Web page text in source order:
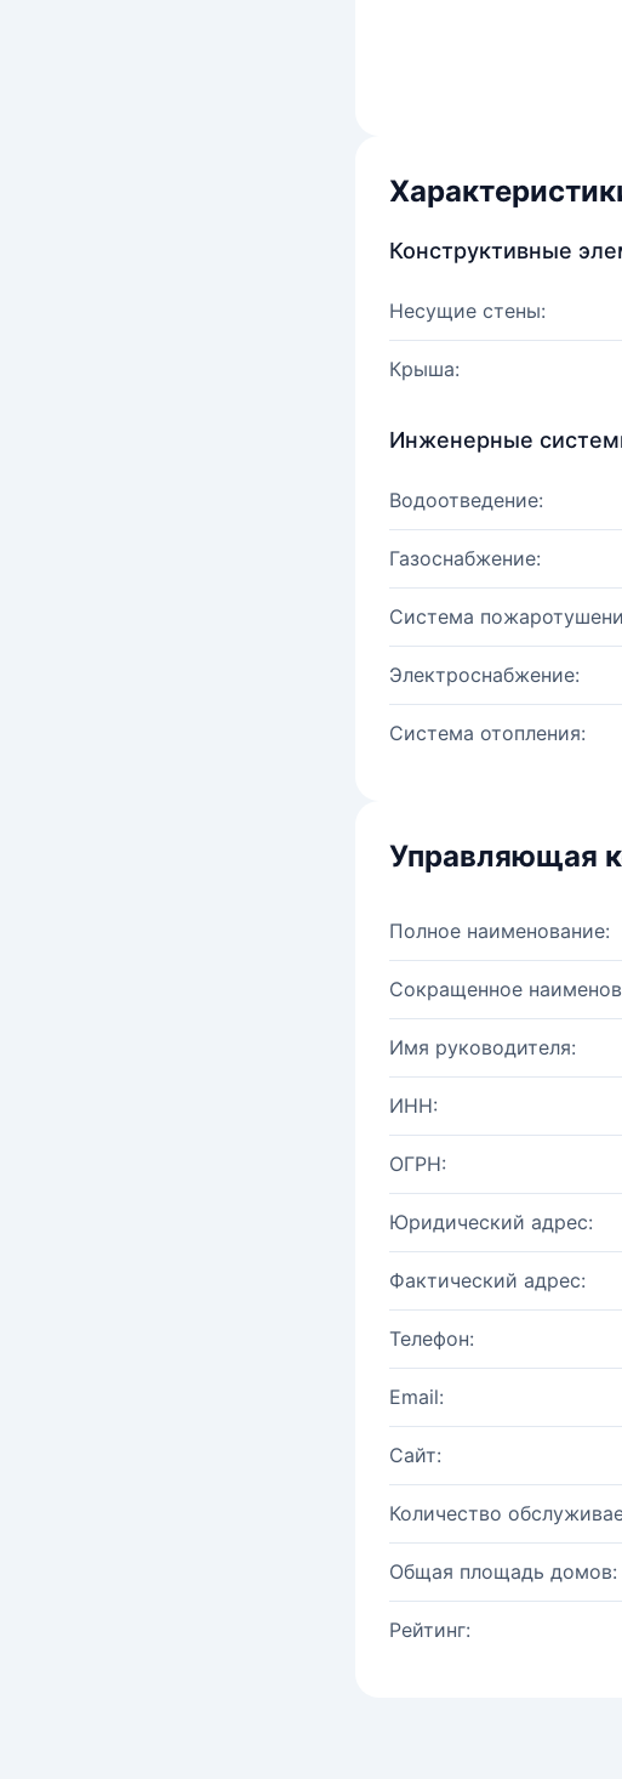
Конструктивные
Несущие стены:
Крыша:
Инженерные
Водоотведение:
Газоснабжение:
Система
Электроснабжение:
Система отопления:
Управляющая
Полное наименование:
Сокращенное
Имя руководителя:
ИНН:
ОГРН:
Юридический адрес:
Фактический адрес:
Телефон:
Email:
Сайт:
Количество
Общая площадь домов:
Рейтинг: